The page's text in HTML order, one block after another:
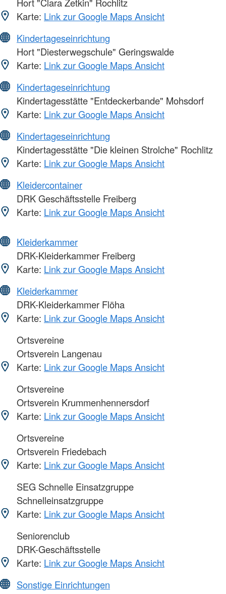
Hort "Clara Zetkin" Rochlitz
Karte: Link zur Google Maps Ansicht
Kindertageseinrichtung
Hort "Diesterwegschule" Geringswalde
Karte: Link zur Google Maps Ansicht
Kindertageseinrichtung
Kindertagesstätte "Entdeckerbande" Mohsdorf
Karte: Link zur Google Maps Ansicht
Kindertageseinrichtung
Kindertagesstätte "Die kleinen Strolche" Rochlitz
Karte: Link zur Google Maps Ansicht
Kleidercontainer
DRK Geschäftsstelle Freiberg
Karte: Link zur Google Maps Ansicht
Kleiderkammer
DRK-Kleiderkammer Freiberg
Karte: Link zur Google Maps Ansicht
Kleiderkammer
DRK-Kleiderkammer Flöha
Karte: Link zur Google Maps Ansicht
Ortsvereine
Ortsverein Langenau
Karte: Link zur Google Maps Ansicht
Ortsvereine
Ortsverein Krummenhennersdorf
Karte: Link zur Google Maps Ansicht
Ortsvereine
Ortsverein Friedebach
Karte: Link zur Google Maps Ansicht
SEG Schnelle Einsatzgruppe
Schnelleinsatzgruppe
Karte: Link zur Google Maps Ansicht
Seniorenclub
DRK-Geschäftsstelle
Karte: Link zur Google Maps Ansicht
Sonstige Einrichtungen